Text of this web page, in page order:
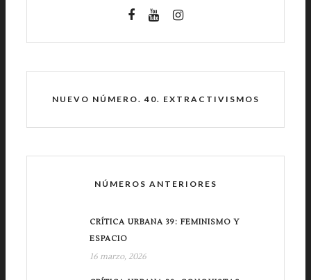
NUEVO NÚMERO. 40. EXTRACTIVISMOS
NÚMEROS ANTERIORES
CRÍTICA URBANA 39: FEMINISMO Y
ESPACIO
16 marzo, 2026